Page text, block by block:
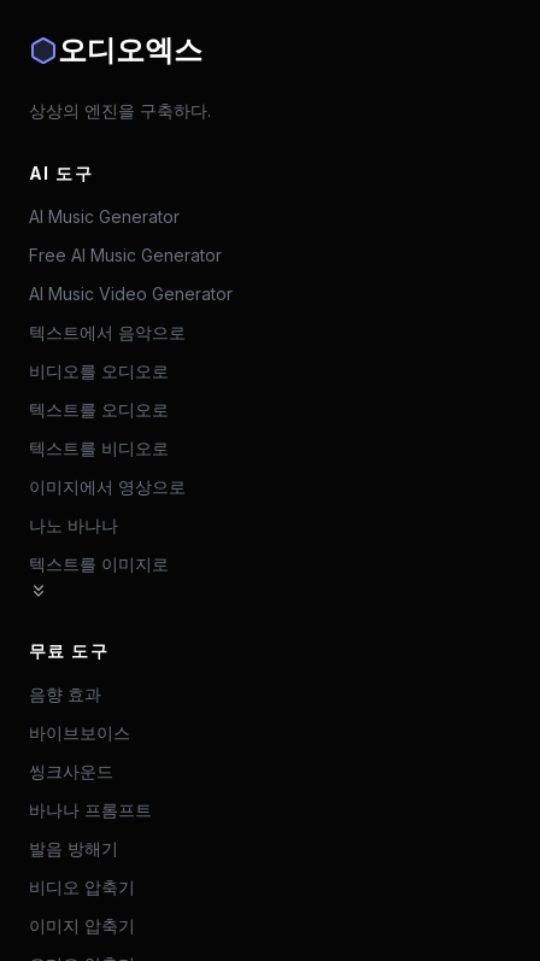
오디오엑스
상상의 엔진을 구축하다.
AI 도구
AI Music Generator
Free AI Music Generator
AI Music Video Generator
텍스트에서 음악으로
비디오를 오디오로
텍스트를 오디오로
텍스트를 비디오로
이미지에서 영상으로
나노 바나나
텍스트를 이미지로
무료 도구
음향 효과
바이브보이스
씽크사운드
바나나 프롬프트
발음 방해기
비디오 압축기
이미지 압축기